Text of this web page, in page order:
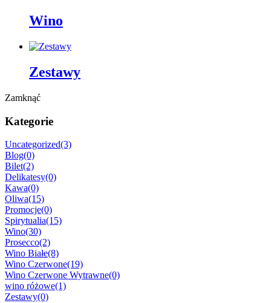
Wino
Zestawy
Zamknąć
Kategorie
Uncategorized(3)
Blog(0)
Bilet(2)
Delikatesy(0)
Kawa(0)
Oliwa(15)
Promocje(0)
Spirytualia(15)
Wino(30)
Prosecco(2)
Wino Białe(8)
Wino Czerwone(19)
Wino Czerwone Wytrawne(0)
wino różowe(1)
Zestawy(0)